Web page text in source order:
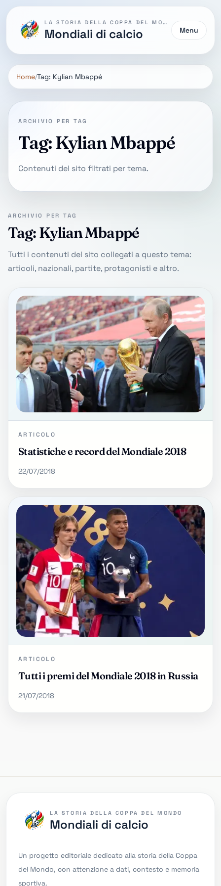
LA STORIA DELLA COPPA DEL MONDO
Mondiali di calcio Menu
Home Tag: Kylian Mbappé
ARCHIVIO PER TAG
Tag: Kylian Mbappé
Contenuti del sito filtrati per tema.
ARCHIVIO PER TAG
Tag: Kylian Mbappé
Tutti i contenuti del sito collegati a questo tema:
articoli, nazionali, partite, protagonisti e altro.
ARTICOLO
Statistiche e record del Mondiale 2018
22/07/2018
ARTICOLO
Tutti i premi del Mondiale 2018 in Russia
21/07/2018
LA STORIA DELLA COPPA DEL MONDO
Mondiali di calcio
Un progetto editoriale dedicato alla storia della Coppa
del Mondo, con attenzione a dati, contesto e memoria
sportiva.